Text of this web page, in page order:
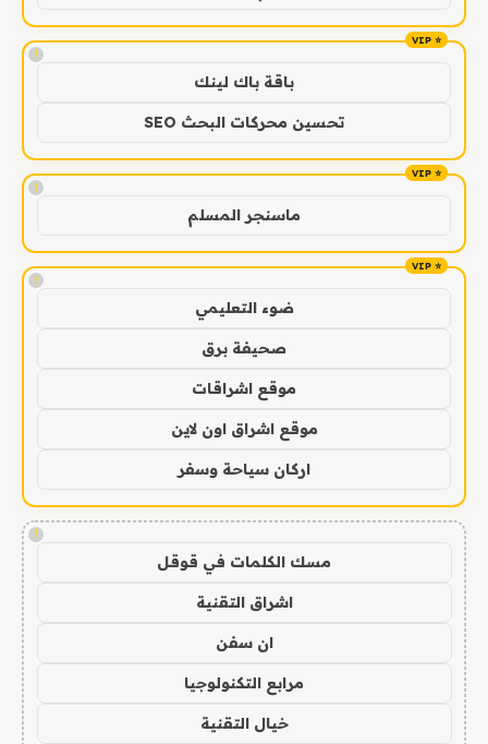
!
باقة باك لينك
تحسين محركات البحث SEO
!
ماسنجر المسلم
!
ضوء التعليمي
صحيفة برق
موقع اشراقات
موقع اشراق اون لاين
اركان سياحة وسفر
!
مسك الكلمات في قوقل
اشراق التقنية
ان سفن
مرابع التكنولوجيا
خيال التقنية